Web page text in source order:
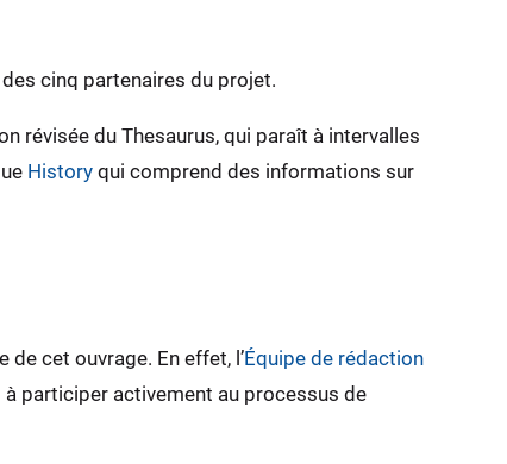
cinq partenaires du projet.
révisée du Thesaurus, qui paraît à intervalles
History qui comprend des informations sur
cet ouvrage. En effet, l’Équipe de rédaction
participer activement au processus de